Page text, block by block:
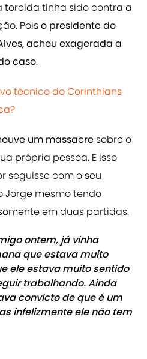
torcida tinha sido contra a
Poiso presidente do
achou exagerada a
caso.
técnico do Corinthians
um massacre sobre o
própria pessoa. E isso
seguisse com o seu
Jorge mesmo tendo
em duas partidas.
ontem, já vinha
que estava muito
ele estava muito sentido
trabalhando. Ainda
convicto de que é um
infelizmente ele não tem